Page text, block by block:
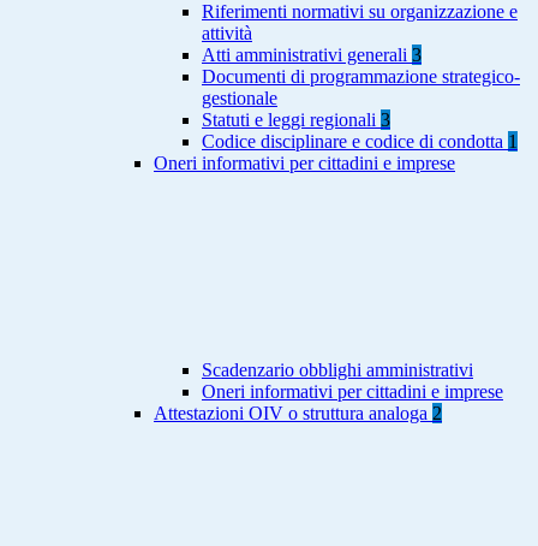
Riferimenti normativi su organizzazione e
attività
Atti amministrativi generali 3
Documenti di programmazione strategico-
gestionale
Statuti e leggi regionali 3
Codice disciplinare e codice di condotta 1
Oneri informativi per cittadini e imprese
Scadenzario obblighi amministrativi
Oneri informativi per cittadini e imprese
Attestazioni OIV o struttura analoga 2